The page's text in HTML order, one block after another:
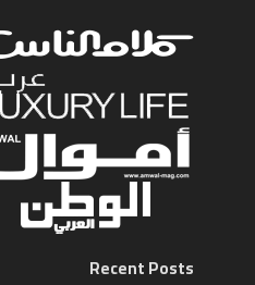
Recent Posts